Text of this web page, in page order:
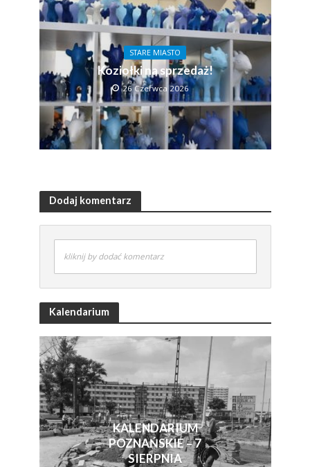
STARE MIASTO
Koziołki na sprzedaż!
26 Czerwca 2026
Dodaj komentarz
kliknij by dodać komentarz
Kalendarium
KALENDARIUM
POZNAŃSKIE – 7
SIERPNIA